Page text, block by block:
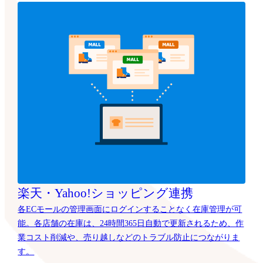
楽天・Yahoo!ショッピング連携
各ECモールの管理画面にログインすることなく在庫管理が可
能。各店舗の在庫は、24時間365日自動で更新されるため、作
業コスト削減や、売り越しなどのトラブル防止につながりま
す。